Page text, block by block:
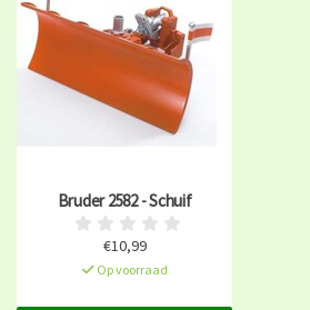
Bruder 2582 - Schuif
€10,99
Op voorraad